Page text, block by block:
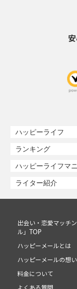
ハッピーライフ
ランキング
ハッピーライフマ
ライター紹介
出会い・恋愛マッチ
ル」TOP
ハッピーメールとは
ハッピーメールの想い
料金について